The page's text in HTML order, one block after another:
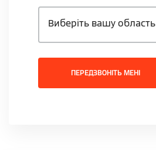
Виберіть вашу область
ПЕРЕДЗВОНІТЬ МЕНІ